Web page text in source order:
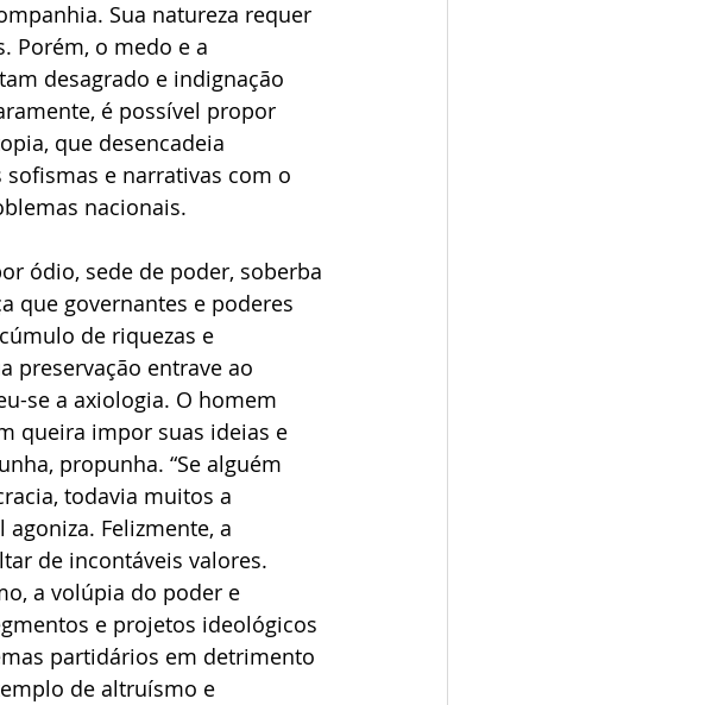
Sua natureza requer
Porém, o medo e a
desagrado e indignação
é possível propor
que desencadeia
e narrativas com o
nacionais.
ódio, sede de poder, soberba
que governantes e poderes
de riquezas e
preservação entrave ao
se a axiologia. O homem
queira impor suas ideias e
propunha. “Se alguém
todavia muitos a
Felizmente, a
de incontáveis valores.
a volúpia do poder e
e projetos ideológicos
partidários em detrimento
de altruísmo e